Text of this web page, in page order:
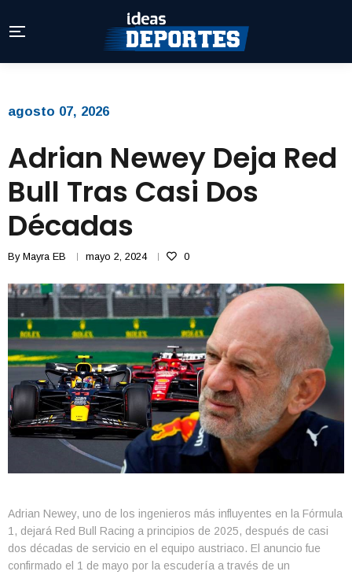
agosto 07, 2026
Adrian Newey Deja Red
Bull Tras Casi Dos
Décadas
By Mayra EB mayo 2, 2024 0
Adrian Newey, uno de los ingenieros más influyentes en la Fórmula
1, dejará Red Bull Racing a principios de 2025, después de casi
dos décadas de servicio en el equipo austriaco. El anuncio fue
confirmado el 1 de mayo por la escudería a través de un